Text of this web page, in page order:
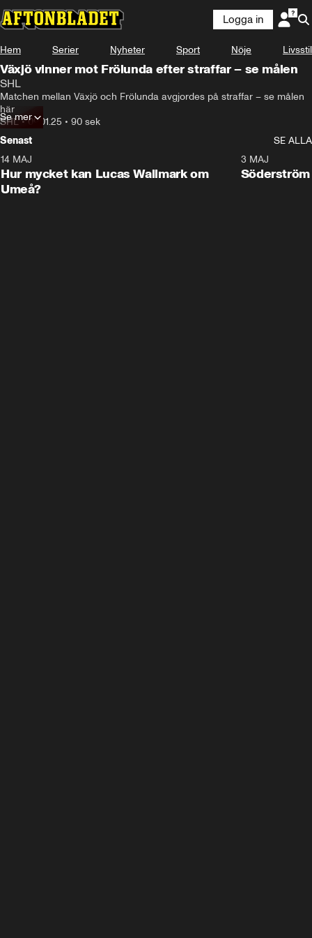
Logga in
Hem Serier Nyheter Sport Nöje Livsstil
Växjö vinner mot Frölunda efter straffar – se målen
SHL
Matchen mellan Växjö och Frölunda avgjordes på straffar – se målen
här
SHL•09.01.25 • 90 sek
Se mer
Senast
SE ALLA
Plus
14 MAJ
Hur mycket kan Lucas Wallmark om
Umeå?
3 MAJ